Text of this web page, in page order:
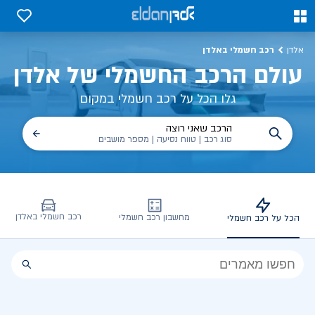
0
0
אלדן רכב חשמלי באלדן
עולם הרכב החשמלי של אלדן
גלו הכל על רכב חשמלי במקום
הרכב שאני רוצה
סוג רכב | טווח נסיעה | מספר מושבים
הכל על רכב חשמלי מחשבון רכב חשמלי רכב חשמלי באלדן
הכל
הכל על רכב חשמלי, שימושים, טכנולוגיה וכל מה שכדי לדעת | אלדן